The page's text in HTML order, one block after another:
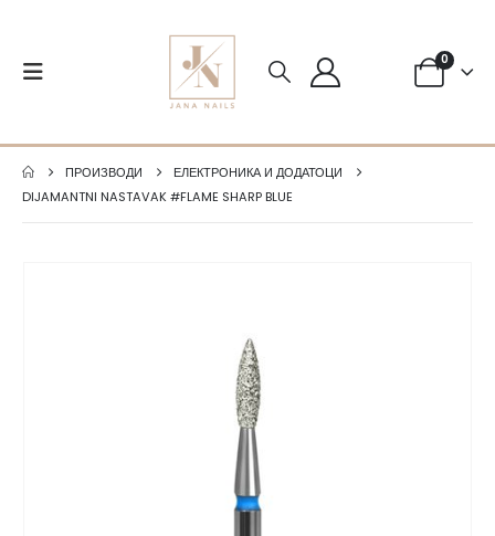
0
ПРОИЗВОДИ
ЕЛЕКТРОНИКА И ДОДАТОЦИ
DIJAMANTNI NASTAVAK #FLAME SHARP BLUE